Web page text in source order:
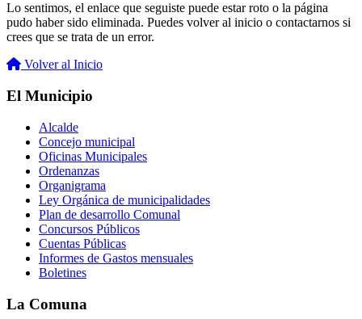
Lo sentimos, el enlace que seguiste puede estar roto o la página
pudo haber sido eliminada. Puedes volver al inicio o contactarnos si
crees que se trata de un error.
Volver al Inicio
El Municipio
Alcalde
Concejo municipal
Oficinas Municipales
Ordenanzas
Organigrama
Ley Orgánica de municipalidades
Plan de desarrollo Comunal
Concursos Públicos
Cuentas Públicas
Informes de Gastos mensuales
Boletines
La Comuna